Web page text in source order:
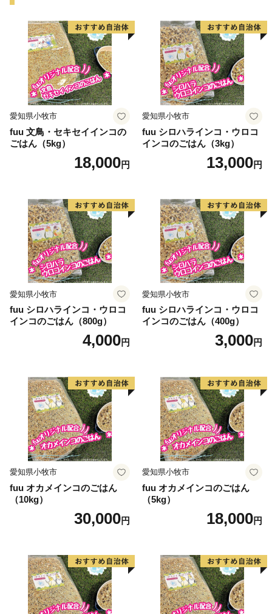
愛知県小牧市
fuu 文鳥・セキセイインコの
ごはん（5kg）
18,000円
愛知県小牧市
fuu シロハラインコ・ウロコ
インコのごはん（3kg）
13,000円
愛知県小牧市
fuu シロハラインコ・ウロコ
インコのごはん（800g）
4,000円
愛知県小牧市
fuu シロハラインコ・ウロコ
インコのごはん（400g）
3,000円
愛知県小牧市
fuu オカメインコのごはん
（10kg）
30,000円
愛知県小牧市
fuu オカメインコのごはん
（5kg）
18,000円